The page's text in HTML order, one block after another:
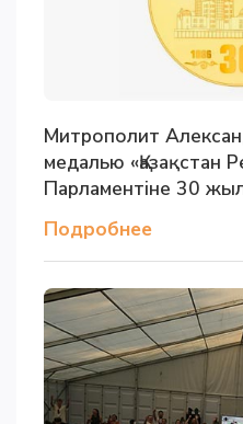
Митрополит
медалью «Қазақстан
Парламентіне 30
Подробнее